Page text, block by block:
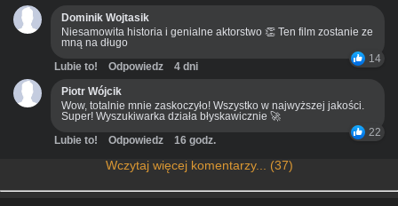
Dominik Wojtasik
Niesamowita historia i genialne aktorstwo 👏 Ten film zostanie ze
mną na długo
14
Lubie to! Odpowiedz
4 dni
Piotr Wójcik
Wow, totalnie mnie zaskoczyło! Wszystko w najwyższej jakości.
Super! Wyszukiwarka działa błyskawicznie 🚀
22
Lubie to! Odpowiedz 16 godz.
Wczytaj więcej komentarzy... (37)